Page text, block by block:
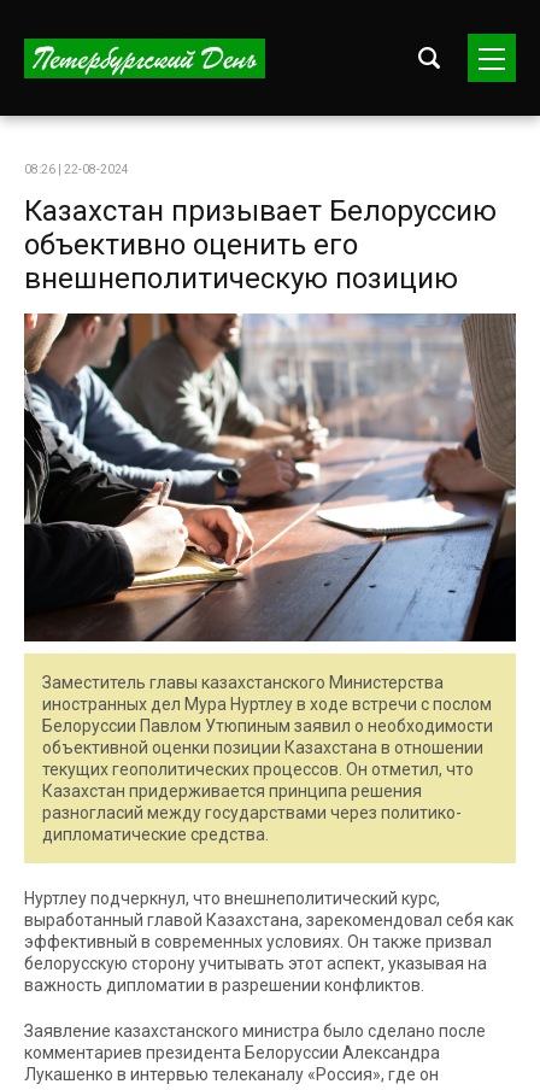
08:26 | 22-08-2024
Казахстан призывает Белоруссию
объективно оценить его
внешнеполитическую позицию
Заместитель главы казахстанского Министерства
иностранных дел Мура Нуртлеу в ходе встречи с послом
Белоруссии Павлом Утюпиным заявил о необходимости
объективной оценки позиции Казахстана в отношении
текущих геополитических процессов. Он отметил, что
Казахстан придерживается принципа решения
разногласий между государствами через политико-
дипломатические средства.
Нуртлеу подчеркнул, что внешнеполитический курс,
выработанный главой Казахстана, зарекомендовал себя как
эффективный в современных условиях. Он также призвал
белорусскую сторону учитывать этот аспект, указывая на
важность дипломатии в разрешении конфликтов.
Заявление казахстанского министра было сделано после
комментариев президента Белоруссии Александра
Лукашенко в интервью телеканалу «Россия», где он